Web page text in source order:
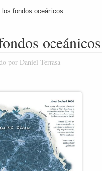
los fondos oceánicos
oceánicos
por Daniel Terrasa